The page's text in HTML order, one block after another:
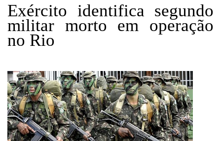
Exército identifica segundo
militar morto em operação
no Rio